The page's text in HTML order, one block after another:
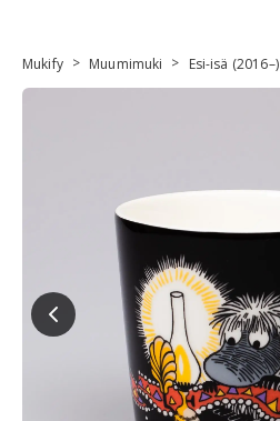
Mukify > Muumimuki > Esi-isä (2016–)